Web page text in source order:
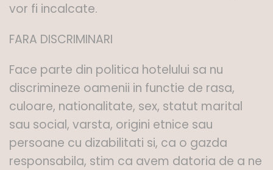
vor fi incalcate.
FARA DISCRIMINARI
Face parte din politica hotelului sa nu
discrimineze oamenii in functie de rasa,
culoare, nationalitate, sex, statut marital
sau social, varsta, origini etnice sau
persoane cu dizabilitati si, ca o gazda
responsabila, stim ca avem datoria de a ne